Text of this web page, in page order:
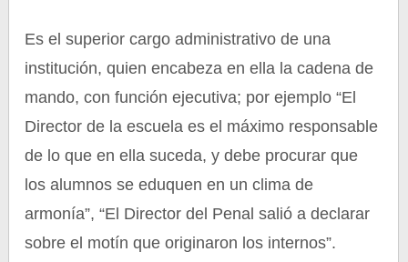
Es el superior cargo administrativo de una
institución, quien encabeza en ella la cadena de
mando, con función ejecutiva; por ejemplo “El
Director de la escuela es el máximo responsable
de lo que en ella suceda, y debe procurar que
los alumnos se eduquen en un clima de
armonía”, “El Director del Penal salió a declarar
sobre el motín que originaron los internos”.